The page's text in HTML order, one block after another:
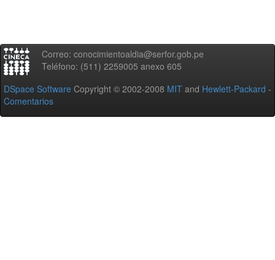
Correo: conocimientoaldia@serfor.gob.pe
Teléfono: (511) 2259005 anexo 605
DSpace Software Copyright © 2002-2008 MIT and Hewlett-Packard -
Comentarios